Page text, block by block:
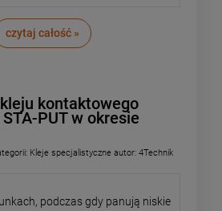
czytaj całość »
kontaktowego
STA-PUT w okresie
Kleje specjalistyczne autor: 4Technik
podczas gdy panują niskie